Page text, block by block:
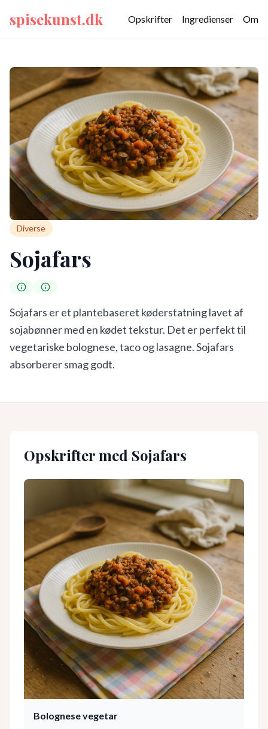
spisekunst.dk Opskrifter Ingredienser Om
Diverse
Sojafars
Sojafars er et plantebaseret køderstatning lavet af
sojabønner med en kødet tekstur. Det er perfekt til
vegetariske bolognese, taco og lasagne. Sojafars
absorberer smag godt.
Opskrifter med Sojafars
Bolognese vegetar